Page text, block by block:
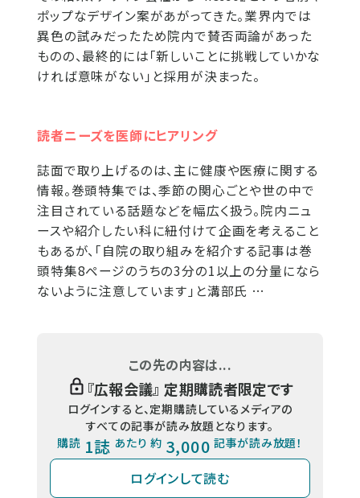
ポップなデザイン案があがってきた。業界内では
異色の試みだったため院内で賛否両論があった
ものの、最終的には「新しいことに挑戦していかな
ければ意味がない」と採用が決まった。
読者ニーズを医師にヒアリング
誌面で取り上げるのは、主に健康や医療に関する
情報。巻頭特集では、季節の関心ごとや世の中で
注目されている話題などを幅広く扱う。院内ニュ
ースや紹介したい科に紐付けて企画を考えること
もあるが、「自院の取り組みを紹介する記事は巻
頭特集8ページのうちの3分の1以上の分量になら
ないように注意しています」と溝部氏 …
この先の内容は...
『広報会議』 定期購読者限定です
ログインすると、定期購読しているメディアの
すべての記事が読み放題となります。
購読 1誌 あたり 約 3,000 記事が読み放題！
ログインして読む